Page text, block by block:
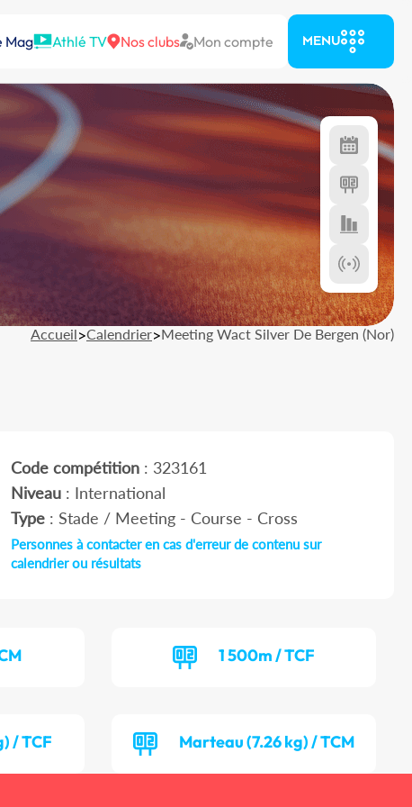
Mag Athlé TV Nos clubs Mon compte MENU
Accueil>Calendrier>Meeting Wact Silver De Bergen (Nor)
Code compétition: 323161
Niveau: International
Type: Stade / Meeting - Course - Cross
Personnes à contacter en cas d'erreur de contenu sur
calendrier ou résultats
1 500m / TCF
/ TCF Marteau (7.26 kg) / TCM